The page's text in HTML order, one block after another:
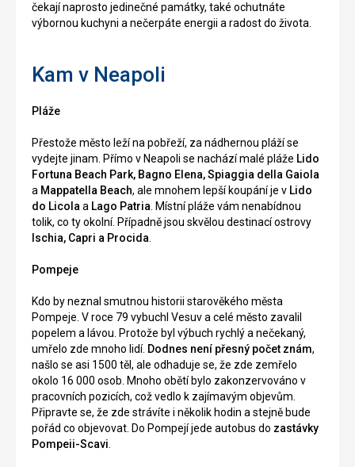
čekají naprosto jedinečné památky, také ochutnáte
výbornou kuchyni a nečerpáte energii a radost do života.
Kam v Neapoli
Pláže
Přestože město leží na pobřeží, za nádhernou pláží se
vydejte jinam. Přímo v Neapoli se nachází malé pláže Lido
Fortuna Beach Park, Bagno Elena, Spiaggia della Gaiola
a Mappatella Beach, ale mnohem lepší koupání je v Lido
do Licola a Lago Patria . Místní pláže vám nenabídnou
tolik, co ty okolní. Případně jsou skvělou destinací ostrovy
Ischia, Capri a Procida
Pompeje
Kdo by neznal smutnou historii starověkého města
Pompeje. V roce 79 vybuchl Vesuv a celé město zavalil
popelem a lávou. Protože byl výbuch rychlý a nečekaný,
umřelo zde mnoho lidí. Dodnes není přesný počet znám,
našlo se asi 1500 těl, ale odhaduje se, že zde zemřelo
okolo 16 000 osob. Mnoho obětí bylo zakonzervováno v
pracovních pozicích, což vedlo k zajímavým objevům.
Připravte se, že zde strávíte i několik hodin a stejně bude
pořád co objevovat. Do Pompejí jede autobus do zastávky
Pompeii-Scavi